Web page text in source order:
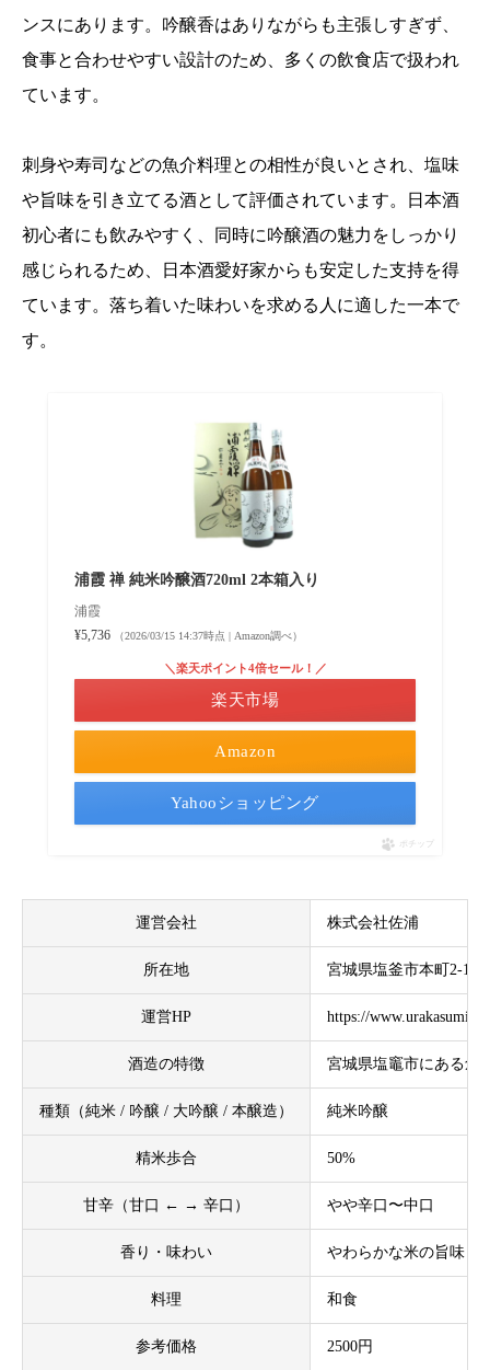
ンスにあります。吟醸香はありながらも主張しすぎず、
食事と合わせやすい設計のため、多くの飲食店で扱われ
ています。
刺身や寿司などの魚介料理との相性が良いとされ、塩味
や旨味を引き立てる酒として評価されています。日本酒
初心者にも飲みやすく、同時に吟醸酒の魅力をしっかり
感じられるため、日本酒愛好家からも安定した支持を得
ています。落ち着いた味わいを求める人に適した一本で
す。
浦霞 禅 純米吟醸酒720ml 2本箱入り
浦霞
¥5,736
（2026/03/15 14:37時点 | Amazon調べ）
Amazon
＼楽天ポイント4倍セール！／
楽天市場
Yahooショッピング
ポチップ
運営会社 株式会社佐浦
所在地 宮城県塩釜市本町2-19
運営HP https://
酒造の特徴 宮城県塩竈市にある創
種類（純米 / 吟醸 / 大吟醸 / 本醸造） 純米吟醸
精米歩合 50%
甘辛（甘口 ← → 辛口） やや辛口〜中口
香り・味わい やわらかな米の旨味と
料理 和食
参考価格 2500円